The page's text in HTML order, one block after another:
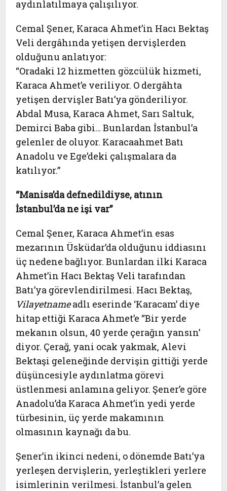
aydınlatılmaya çalışılıyor.
Cemal Şener, Karaca Ahmet’in Hacı Bektaş
Veli dergâhında yetişen dervişlerden
olduğunu anlatıyor:
“Oradaki 12 hizmetten gözcülük hizmeti,
Karaca Ahmet’e veriliyor. O dergâhta
yetişen dervişler Batı’ya gönderiliyor.
Abdal Musa, Karaca Ahmet, Sarı Saltuk,
Demirci Baba gibi… Bunlardan İstanbul’a
gelenler de oluyor. Karacaahmet Batı
Anadolu ve Ege’deki çalışmalara da
katılıyor.”
“Manisa’da defnedildiyse, atının
İstanbul’da ne işi var”
Cemal Şener, Karaca Ahmet’in esas
mezarının Üsküdar’da olduğunu iddiasını
üç nedene bağlıyor. Bunlardan ilki Karaca
Ahmet’in Hacı Bektaş Veli tarafından
Batı’ya görevlendirilmesi. Hacı Bektaş,
Vilayetnameadlı eserinde ‘Karacam’ diye
hitap ettiği Karaca Ahmet’e “Bir yerde
mekanın olsun, 40 yerde çerağın yansın’
diyor. Çerağ, yani ocak yakmak, Alevi
Bektaşi geleneğinde dervişin gittiği yerde
düşüncesiyle aydınlatma görevi
üstlenmesi anlamına geliyor. Şener’e göre
Anadolu’da Karaca Ahmet’in yedi yerde
türbesinin, üç yerde makamının
olmasının kaynağı da bu.
Şener’in ikinci nedeni, o dönemde Batı’ya
yerleşen dervişlerin, yerleştikleri yerlere
isimlerinin verilmesi. İstanbul’a gelen